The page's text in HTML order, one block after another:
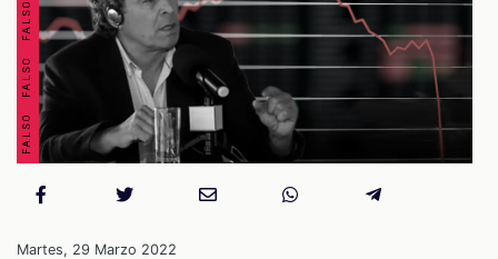
Martes, 29 Marzo 2022